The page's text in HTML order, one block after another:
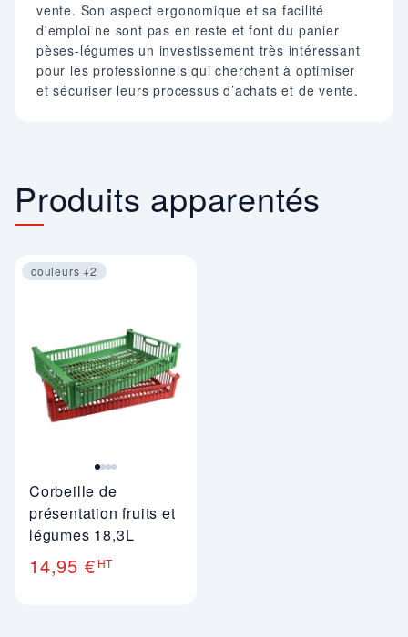
vente. Son aspect ergonomique et sa facilité
d'emploi ne sont pas en reste et font du panier
pèses-légumes un investissement très intéressant
pour les professionnels qui cherchent à optimiser
et sécuriser leurs processus d’achats et de vente.
Produits apparentés
couleurs +2
Corbeille de
présentation fruits et
légumes 18,3L
14,95 € HT